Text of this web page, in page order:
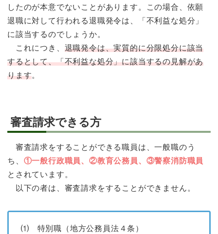
したのが本意でないことがあります。この場合、依願
退職に対して行われる退職発令は、「不利益な処分」
に該当するのでしょうか。
これにつき、 退職発令は、実質的に分限処分に該当
するとして、「不利益な処分」に該当するの見解があ
ります。
審査請求できる方
審査請求をすることができる職員は、一般職のう
ち、 ①一般行政職員、②教育公務員、③警察消防職員
とされています。
以下の者は、審査請求をすることができません。
⑴ 特別職（地方公務員法４条）